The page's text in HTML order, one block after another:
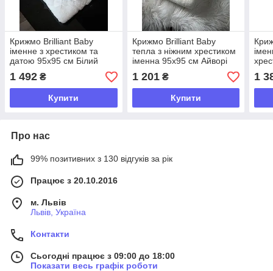
Крижмо Brilliant Baby
іменне з хрестиком та
датою 95х95 см Білий
(BB114)
1 492 ₴
Купити
Крижмо Brilliant Baby
тепла з ніжним хрестиком
іменна 95х95 см Айворі
(BB099)
1 201₴
Купити
1
Про нас
99% позитивних з 130 відгуків за рік
Працює з 20.10.2016
м. Львів
Львів, Україна
Контакти
Сьогодні працює з 09:00 до 18:00
Показати весь графік роботи